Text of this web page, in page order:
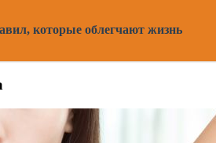
которые облегчают жизнь